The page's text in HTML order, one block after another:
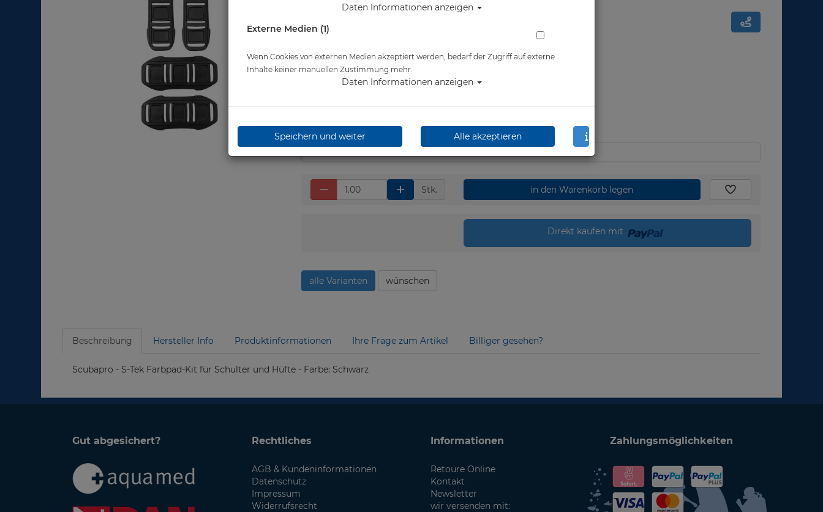
Herstellerpreis: 39,90 €
38,00 €*
Stk. in den Warenkorb legen
Direkt kaufen mit
alle Varianten wünschen
Beschreibung Hersteller Info Produktinformationen Ihre Frage zum Artikel Billiger gesehen?
Scubapro - S-Tek Farbpad-Kit für Schulter und Hüfte - Farbe: Schwarz
Gut abgesichert? Rechtliches
AGB & Kundeninformationen
Datenschutz
Impressum
Widerrufsrecht
Informationen
Retoure Online
Kontakt
Newsletter
wir versenden mit:
Zahlungsmöglichkeiten
Daten Informationen anzeigen
Externe Medien (1)
Wenn Cookies von externen Medien akzeptiert werden, bedarf der Zugriff auf externe
Inhalte keiner manuellen Zustimmung mehr.
Daten Informationen anzeigen
Speichern und weiter Alle akzeptieren